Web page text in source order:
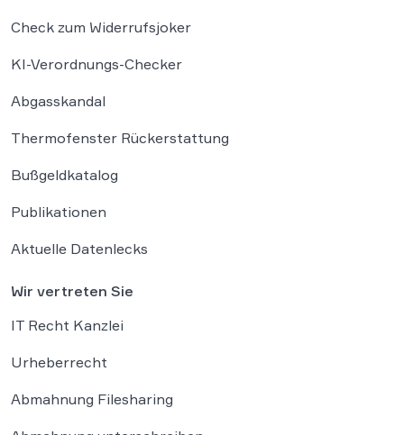
Check zum Widerrufsjoker
KI-Verordnungs-Checker
Abgasskandal
Thermofenster Rückerstattung
Bußgeldkatalog
Publikationen
Aktuelle Datenlecks
Wir vertreten Sie
IT Recht Kanzlei
Urheberrecht
Abmahnung Filesharing